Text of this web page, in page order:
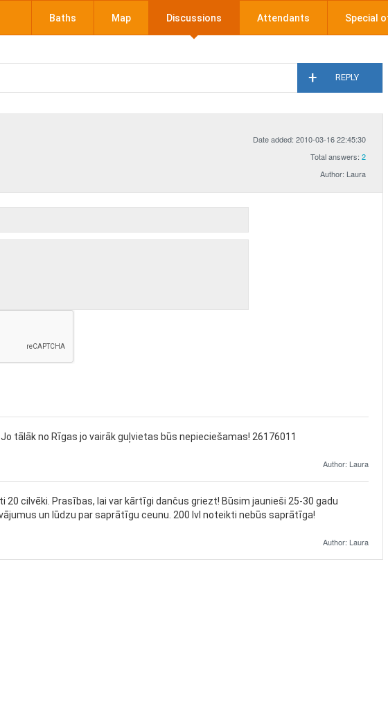
Baths Map Discussions Attendants Special
REPLY
Date added: 2010-03-16 22:45:30
Total answers: 2
Author: Laura
tālāk no Rīgas jo vairāk guļvietas būs nepieciešamas! 26176011
Author: Laura
20 cilvēki. Prasības, lai var kārtīgi dančus griezt! Būsim jaunieši 25-30 gadu
un lūdzu par saprātīgu ceunu. 200 lvl noteikti nebūs saprātīga!
Author: Laura